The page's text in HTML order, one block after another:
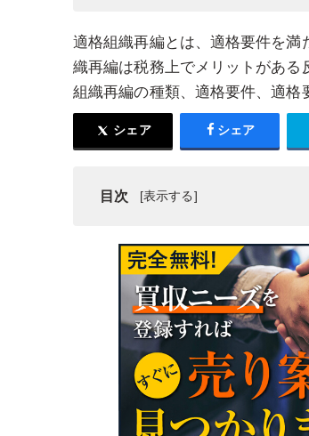
適格組織再編とは、適格要件を満
織再編は税務上でメリットがあ
組織再編の種類、適格要件、適格
シェア シェア
目次
適格組織再編の種類
適格組織再編における適格要件
合併・会社分割・株式交換・株
現物出資における支配関係ごと
現物分配における支配関係ごと